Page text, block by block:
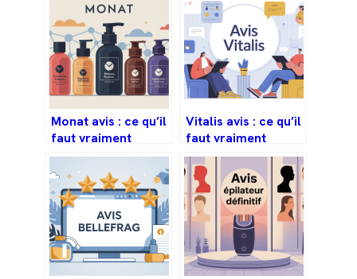
Monat avis : ce qu’il
faut vraiment
savoir avant de
vous lancer
Vitalis avis : ce qu’il
faut vraiment
savoir avant de
vous lancer